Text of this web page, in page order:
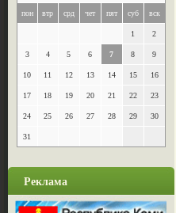
пон втр срд чет пят суб вск
1 2
3 4 5 6 7 8 9
10 11 12 13 14 15 16
17 18 19 20 21 22 23
24 25 26 27 28 29 30
31
Реклама